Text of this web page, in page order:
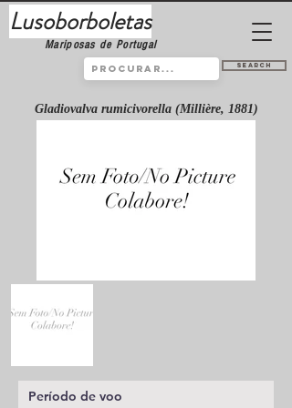
Lusoborboletas
Mariposas de Portugal
Search
Gladiovalva rumicivorella (Millière, 1881)
Período de voo